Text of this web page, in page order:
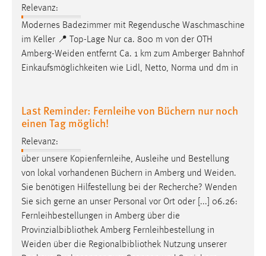
Relevanz:
Modernes Badezimmer mit Regendusche Waschmaschine
im Keller 📍 Top-Lage Nur ca. 800 m von der OTH
Amberg-Weiden entfernt Ca. 1 km zum Amberger Bahnhof
Einkaufsmöglichkeiten wie Lidl, Netto, Norma und dm in
Last Reminder: Fernleihe von Büchern nur noch
einen Tag möglich!
Relevanz:
über unsere Kopienfernleihe, Ausleihe und Bestellung
von lokal vorhandenen Büchern in Amberg und Weiden.
Sie benötigen Hilfestellung bei der Recherche? Wenden
Sie sich gerne an unser Personal vor Ort oder [...] 06.26:
Fernleihbestellungen in Amberg über die
Provinzialbibliothek Amberg Fernleihbestellung in
Weiden über die Regionalbibliothek Nutzung unserer